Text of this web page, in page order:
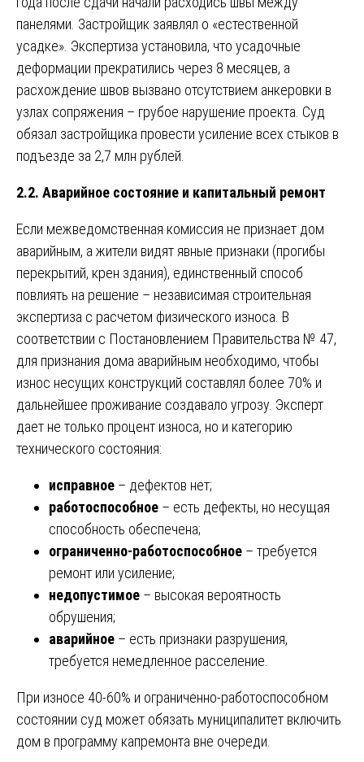
панелями. Застройщик заявлял о «естественной
усадке». Экспертиза установила, что усадочные
деформации прекратились через 8 месяцев, а
расхождение швов вызвано отсутствием анкеровки в
узлах сопряжения – грубое нарушение проекта. Суд
обязал застройщика провести усиление всех стыков в
подъезде за 2,7 млн рублей.
2.2. Аварийное состояние и капитальный ремонт
Если межведомственная комиссия не признает дом
аварийным, а жители видят явные признаки (прогибы
перекрытий, крен здания), единственный способ
повлиять на решение – независимая строительная
экспертиза с расчетом физического износа. В
соответствии с Постановлением Правительства № 47,
для признания дома аварийным необходимо, чтобы
износ несущих конструкций составлял более 70% и
дальнейшее проживание создавало угрозу. Эксперт
дает не только процент износа, но и категорию
технического состояния:
исправное – дефектов нет;
работоспособное – есть дефекты, но несущая
способность обеспечена;
ограниченно-работоспособное – требуется
ремонт или усиление;
недопустимое – высокая вероятность
обрушения;
аварийное – есть признаки разрушения,
требуется немедленное расселение.
При износе 40-60% и ограниченно-работоспособном
состоянии суд может обязать муниципалитет включить
дом в программу капремонта вне очереди.